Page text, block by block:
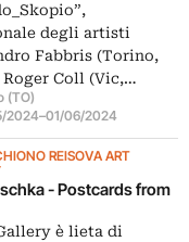
degli artisti
Fabbris (Torino,
Roger Coll (Vic,…
(TO)
2024–01/06/2024
REISOVA ART
- Postcards from
è lieta di